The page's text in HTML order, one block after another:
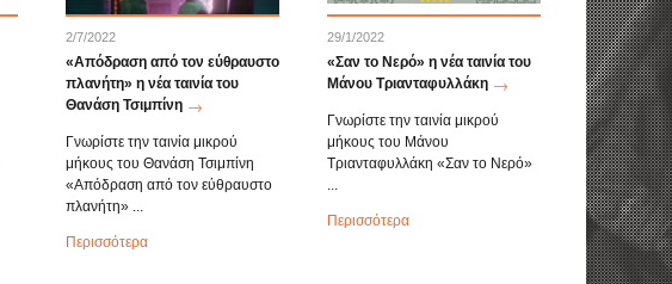
2/7/2022
«Απόδραση από τον εύθραυστο
πλανήτη» η νέα ταινία του
Θανάση Τσιμπίνη
Γνωρίστε την ταινία μικρού
μήκους του Θανάση Τσιμπίνη
«Απόδραση από τον εύθραυστο
πλανήτη» ...
Περισσότερα
29/1/2022
«Σαν το Νερό» η νέα ταινία του
Μάνου Τριανταφυλλάκη
Γνωρίστε την ταινία μικρού
μήκους του Μάνου
Τριανταφυλλάκη «Σαν το Νερό»
...
Περισσότερα